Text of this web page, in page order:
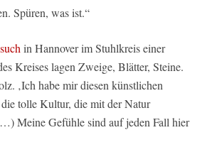
Spüren, was ist.“
in Hannover im Stuhlkreis einer
Kreises lagen Zweige, Blätter, Steine.
‚Ich habe mir diesen künstlichen
tolle Kultur, die mit der Natur
Meine Gefühle sind auf jeden Fall hier